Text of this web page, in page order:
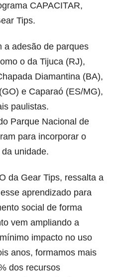
CAPACITAR,
Tips.
a adesão de parques
o da Tijuca (RJ),
Diamantina (BA),
e Caparaó (ES/MG),
paulistas.
Parque Nacional de
para incorporar o
unidade.
da Gear Tips, ressalta a
aprendizado para
social de forma
vem ampliando a
impacto no uso
anos, formamos mais
dos recursos